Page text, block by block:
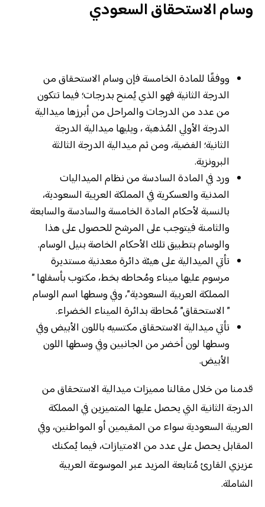
وسام الاستحقاق السعودي
ووفقًا للمادة الخامسة فإن وسام الاستحقاق من
الدرجة الثانية فهو الذي يُمنح بدرجات؛ فيما تتكون
من عدد من الدرجات والمراحل من أبرزها ميدالية
الدرجة الأولي المُذهبة ، ويليها ميدالية الدرجة
الثانية؛ الفضية، ومن ثم ميدالية الدرجة الثالثة
البرونزية.
ورد في المادة السادسة من نظام الميداليات
المدنية والعسكرية في المملكة العربية السعودية،
بالنسبة لأحكام المادة الخامسة والسادسة والسابعة
والثامنة فيتوجب على المرشح للحصول على هذا
والوسام بتطبيق تلك الأحكام الخاصة بنيل الوسام.
تأتي الميدالية على هيئة دائرة معدنية مستديرة
مرسوم عليها ميناء ومُحاطه بخط، مكتوب بأسفلها ”
المملكة العربية السعودية”، وفي وسطها اسم الوسام
” الاستحقاق” مُحاطة بدائرة الميناء الخضراء.
تأتي ميدالية الاستحقاق مكتسيه باللون الأبيض وفي
وسطها لون أخضر من الجانبين وفي وسطها اللون
الأبيض.
قدمنا من خلال مقالنا مميزات ميدالية الاستحقاق من
الدرجة الثانية التي يحصل عليها المتميزين في المملكة
العربية السعودية سواء من المقيمين أو المواطنين، وفي
المقابل يحصل على عدد من الامتيازات، فيما يُمكنك
عزيزي القارئ مُتابعة المزيد عبر الموسوعة العربية
الشاملة.